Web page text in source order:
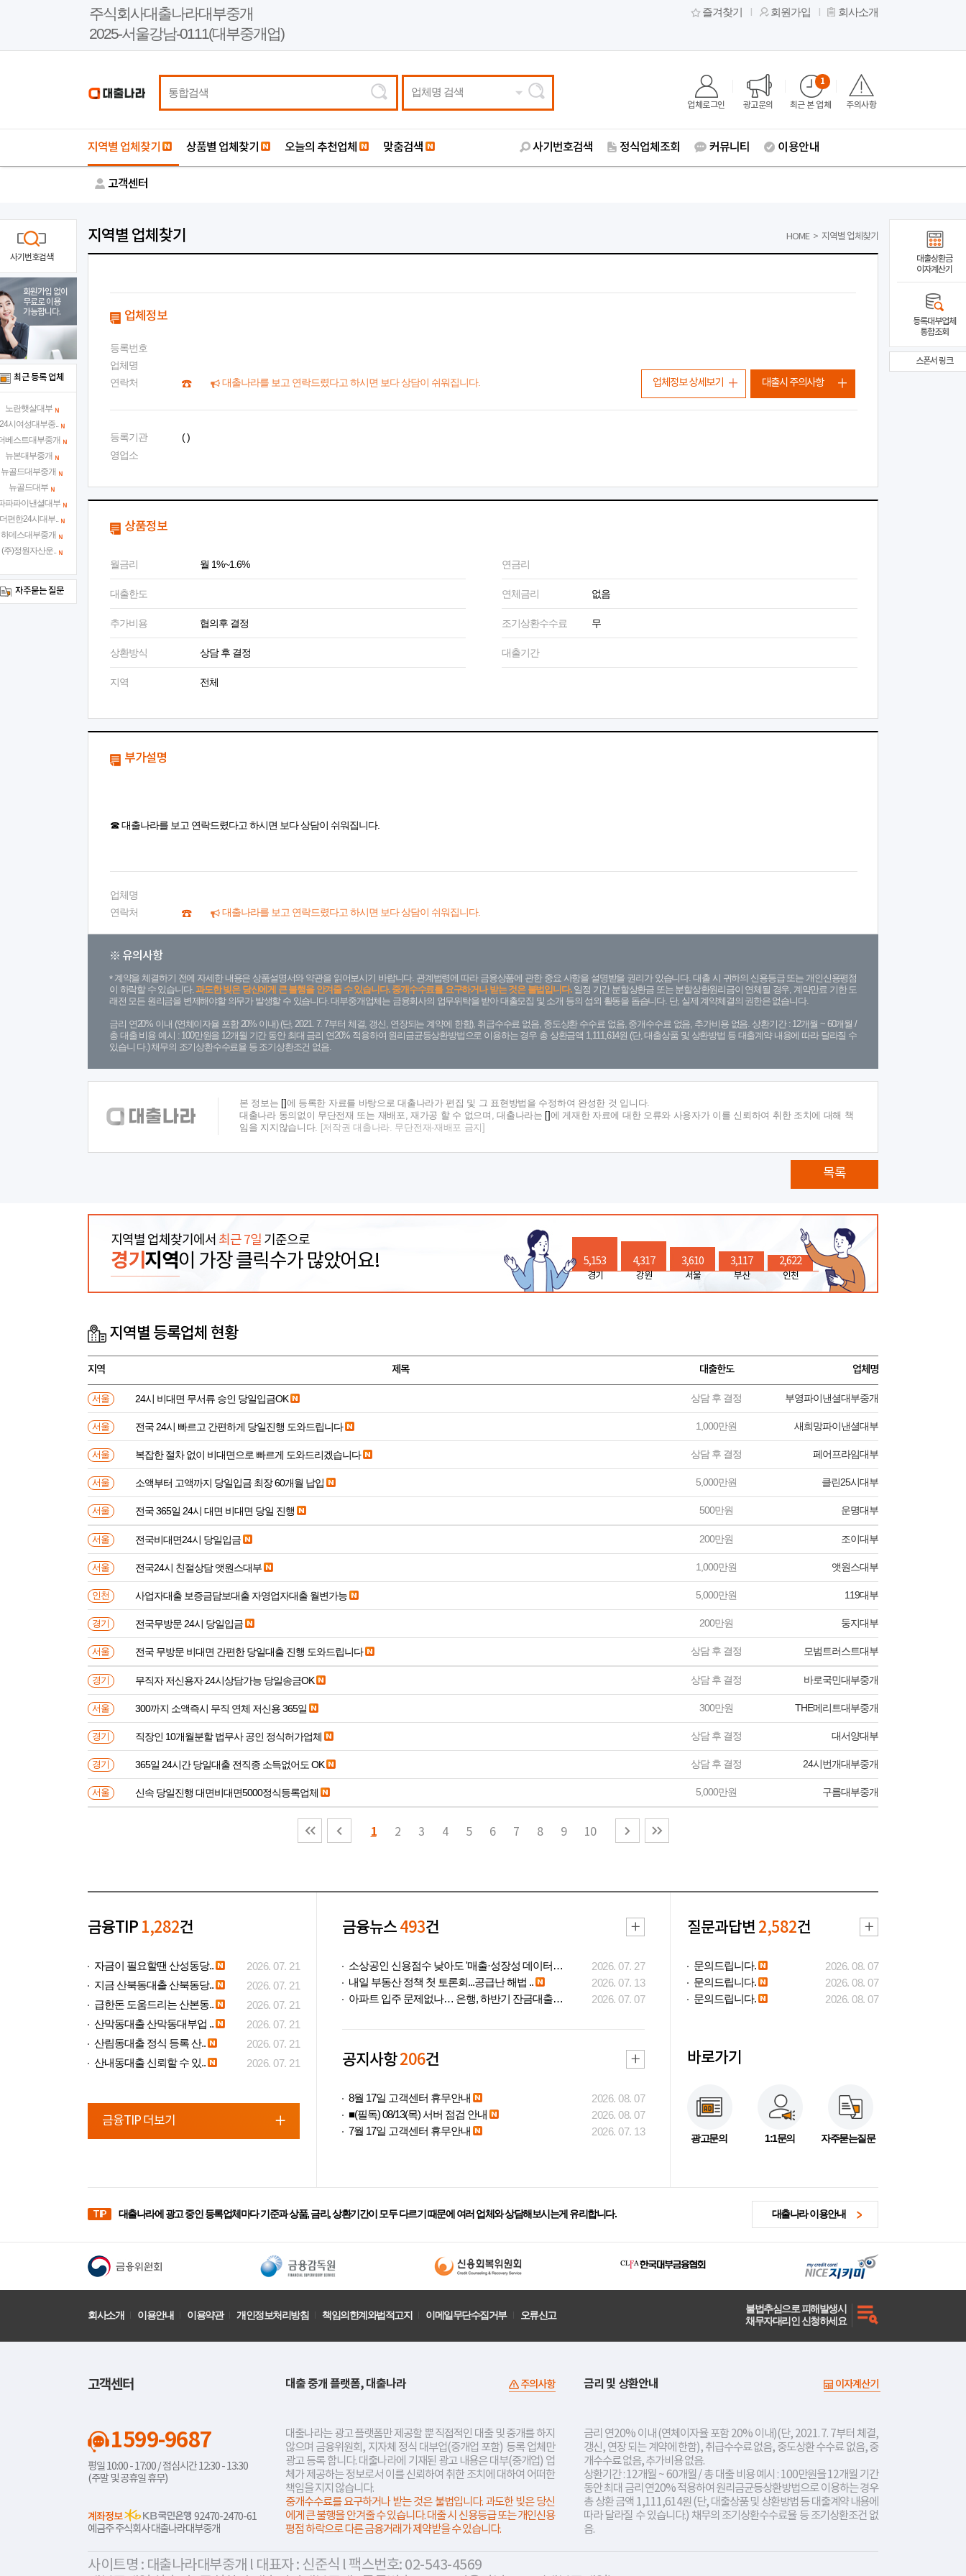
주식회사대출나라대부중개
2025-서울강남-0111(대부중개업)
즐겨찾기 회원가입 회사소개
업체명 검색
업체로그인 광고문의 최근 본 업체
1
주의사항
지역별 업체찾기 상품별 업체찾기 오늘의 추천업체 맞춤검색 사기번호검색 정식업체조회 커뮤니티 이용안내
고객센터
지역별 업체찾기 HOME > 지역별 업체찾기
업체정보
등록번호
업체명
연락처
대출나라를 보고 연락드렸다고 하시면 보다 상담이 쉬워집니다.
등록기관
( )
영업소
업체정보 상세보기 대출시 주의사항
상품정보
월금리 월 1%~1.6% 연금리
대출한도 연체금리 없음
추가비용 협의후 결정 조기상환수수료 무
상환방식 상담 후 결정 대출기간
지역 전체
부가설명
☎ 대출나라를 보고 연락드렸다고 하시면 보다 상담이 쉬워집니다.
업체명
연락처
대출나라를 보고 연락드렸다고 하시면 보다 상담이 쉬워집니다.
※ 유의사항
계약을 체결하기 전에 자세한 내용은 상품설명서와 약관을 읽어보시기 바랍니다. 관계법령에 따라 금융상품에 관한 중요 사항을 설명받을 권리가 있습니다. 대출 시 귀하의 신용등급 또는 개인신용평점
이 하락할 수 있습니다.과도한 빚은 당신에게 큰 불행을 안겨줄 수 있습니다. 중개수수료를 요구하거나 받는 것은 불법입니다.일정 기간 분할상환금 또는 분할상환원리금이 연체될 경우, 계약만료 기한 도
래전 모든 원리금을 변제해야할 의무가 발생할 수 있습니다. 대부중개업체는 금융회사의 업무위탁을 받아 대출모집 및 소개 등의 섭외 활동을 돕습니다. 단, 실제 계약체결의 권한은 없습니다.
금리 연20% 이내 (연체이자율 포함 20% 이내) (단, 2021. 7. 7부터 체결, 갱신, 연장되는 계약에 한함), 취급수수료 없음, 중도상환 수수료 없음, 중개수수료 없음, 추가비용 없음. 상환기간 : 12개월 ~ 60개월 /
총 대출 비용 예시 : 100만원을 12개월 기간 동안 최대 금리 연20% 적용하여 원리금균등상환방법으로 이용하는 경우 총 상환금액 1,111,614원 (단, 대출상품 및 상환방법 등 대출계약 내용에 따라 달라질 수
있습니 다.) 채무의 조기상환수수료율 등 조기상환조건 없음.
본 정보는
에 등록한 자료를 바탕으로 대출나라가 편집 및 그 표현방법을 수정하여 완성한 것 입니다.
대출나라 동의없이 무단전재 또는 재배포, 재가공 할 수 없으며, 대출나라는
에 게재한 자료에 대한 오류와 사용자가 이를 신뢰하여 취한 조치에 대해 책
임을 지지않습니다.
[저작권 대출나라. 무단전재-재배포 금지]
목록
지역별 업체찾기에서 최근 7일 기준으로
경기 지역이 가장 클릭수가 많았어요! 5,153
경기
4,317
강원
3,610
서울
3,117
부산
2,622
인천
지역별 등록업체 현황
지역 제목 대출한도 업체명
서울 24시 비대면 무서류 승인 당일입금OK 상담 후 결정 부영파이낸셜대부중개
서울 전국 24시 빠르고 간편하게 당일진행 도와드립니다 1,000만원 새희망파이낸셜대부
서울 복잡한 절차 없이 비대면으로 빠르게 도와드리겠습니다 상담 후 결정 페어프라임대부
서울 소액부터 고액까지 당일입금 최장 60개월 납입 5,000만원 클린25시대부
서울 전국 365일 24시 대면 비대면 당일 진행 500만원 운명대부
서울 전국비대면24시 당일입금 200만원 조이대부
서울 전국24시 친절상담 앳원스대부 1,000만원 앳원스대부
인천 사업자대출 보증금담보대출 자영업자대출 월변가능 5,000만원 119대부
경기 전국무방문 24시 당일입금 200만원 둥지대부
서울 전국 무방문 비대면 간편한 당일대출 진행 도와드립니다 상담 후 결정 모범트러스트대부
경기 무직자 저신용자 24시상담가능 당일송금OK 상담 후 결정 바로국민대부중개
서울 300까지 소액즉시 무직 연체 저신용 365일 300만원 THE메리트대부중개
경기 직장인 10개월분할 법무사 공인 정식허가업체 상담 후 결정 대서양대부
경기 365일 24시간 당일대출 전직종 소득없어도 OK 상담 후 결정 24시번개대부중개
서울 신속 당일진행 대면비대면5000정식등록업체 5,000만원 구름대부중개
1 2 3 4 5 6 7 8 9 10
사기번호검색
회원가입 없이
무료로 이용
가능합니다.
최근 등록 업체
노란햇살대부
시여성대부중..
베스트대부중개
뉴본대부중개
뉴골드대부중개
뉴골드대부
파파이낸셜대부
편한24시대부..
하데스대부중개
(주)정원자산운..
자주묻는 질문
대출상환금
이자계산기
등록대부업체
통합조회
스폰서 링크
금융TIP 1,282건
자금이 필요할땐 산성동당..
2026. 07. 21
지금 산북동대출 산북동당..
2026. 07. 21
급한돈 도움드리는 산본동..
2026. 07. 21
산막동대출 산막동대부업 ..
2026. 07. 21
산림동대출 정식 등록 산..
2026. 07. 21
산내동대출 신뢰할 수 있..
2026. 07. 21
금융TIP 더보기
금융뉴스493건
소상공인 신용점수 낮아도 '매출·성장성 데이터..
2026. 07. 27
내일 부동산 정책 첫 토론회...공급난 해법 ..
2026. 07. 13
아파트 입주 문제없나… 은행, 하반기 잔금대출..
2026. 07. 07
공지사항206건
8월 17일 고객센터 휴무안내
2026. 08. 07
■(필독) 08/13(목) 서버 점검 안내
2026. 08. 07
7월 17일 고객센터 휴무안내
2026. 07. 13
질문과답변 2,582건
문의드립니다.
2026. 08. 07
문의드립니다.
2026. 08. 07
문의드립니다.
2026. 08. 07
바로가기
광고문의 1:1문의 자주묻는질문
TIP 대출나라에 광고 중인 등록업체마다 기준과 상품, 금리, 상환기간이 모두 다르기 때문에 여러 업체와 상담해보시는게 유리합니다. 대출나라 이용안내
회사소개 이용안내 이용약관 개인정보처리방침 책임의한계와법적고지 이메일무단수집거부 오류신고
불법추심으로 피해발생시
채무자대리인 신청하세요
고객센터
1599-9687
평일 10:00 - 17:00 / 점심시간 12:30 - 13:30
(주말 및 공휴일 휴무)
계좌정보
92470-2470-61
예금주 주식회사 대출나라대부중개
대출 중개 플랫폼, 대출나라 주의사항
대출나라는 광고 플랫폼만 제공할 뿐 직접적인 대출 및 중개를 하지
않으며 금융위원회, 지자체 정식 대부업(중개업 포함) 등록 업체만
광고 등록 합니다. 대출나라에 기재된 광고 내용은 대부(중개업) 업
체가 제공하는 정보로서 이를 신뢰하여 취한 조치에 대하여 어떠한
책임을 지지 않습니다.
중개수수료를 요구하거나 받는 것은 불법입니다. 과도한 빚은 당신
에게 큰 불행을 안겨줄 수 있습니다. 대출 시 신용등급 또는 개인신용
평점 하락으로 다른 금융거래가 제약받을 수 있습니다.
금리 및 상환안내 이자계산기
금리 연20% 이내 (연체이자율 포함 20% 이내)(단, 2021. 7. 7부터 체결,
갱신, 연장 되는 계약에 한함), 취급수수료 없음, 중도상환 수수료 없음, 중
개수수료 없음, 추가비용 없음.
상환기간 : 12개월 ~ 60개월 / 총 대출 비용 예시 : 100만원을 12개월 기간
동안 최대 금리 연20% 적용하여 원리금균등상환방법으로 이용하는 경우
총 상환 금액 1,111,614원 (단, 대출상품 및 상환방법 등 대출계약 내용에
따라 달라질 수 있습니다.) 채무의 조기상환수수료율 등 조기상환조건 없
음.
사이트명 : 대출나라대부중개 l 대표자 : 신준식 l 팩스번호: 02-543-4569